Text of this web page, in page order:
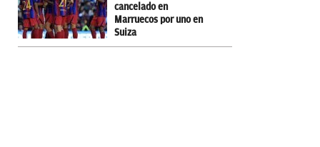
cancelado en
Marruecos por uno en
Suiza